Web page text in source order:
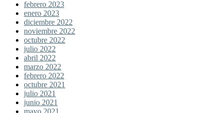
febrero 2023
enero 2023
diciembre 2022
noviembre 2022
octubre 2022
julio 2022
abril 2022
marzo 2022
febrero 2022
octubre 2021
julio 2021
junio 2021
mayo 2021